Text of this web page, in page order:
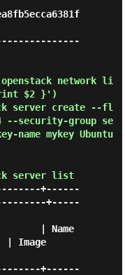
network li
$2 }')
server create --fl
--security-group se
name mykey Ubuntu
server list
+------
+-----
| Name
Image
+------